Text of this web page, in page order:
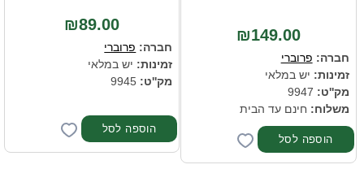
₪149.00
חברה: פרוברי
זמינות: יש במלאי
מק''ט:
משלוח: חינם עד הבית
₪89.00
חברה: פרוברי
זמינות: יש במלאי
מק''ט: